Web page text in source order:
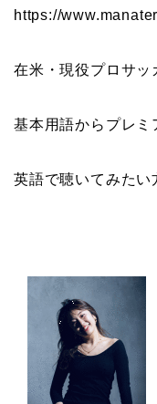
https://
在米・現役プロサッ
基本用語からプレミ
英語で聴いてみたい